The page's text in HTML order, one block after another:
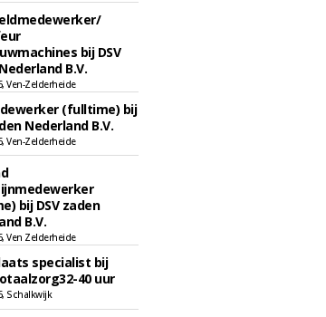
bij DSV
B.V.
Ven-Zelderheide
(fulltime) bij
Nederland B.V.
Ven-Zelderheide
bij DSV zaden
B.V.
Ven Zelderheide
specialist bij
40 uur
Schalkwijk